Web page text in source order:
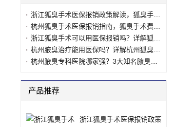
产品推荐
浙江狐臭手术医保报销政策